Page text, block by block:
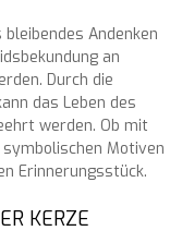
Andenken
an
Durch die
das Leben des
werden. Ob mit
Motiven
Erinnerungsstück.
KERZE